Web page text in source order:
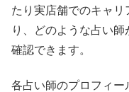
たり実店舗でのキャ
り、どのような占い
確認できます。
各占い師のプロフィ